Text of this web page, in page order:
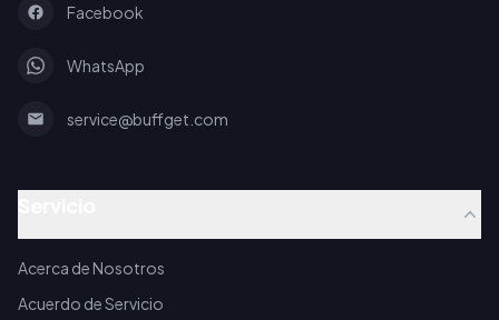
Facebook
WhatsApp
service@buffget.com
Acerca de Nosotros
Acuerdo de Servicio